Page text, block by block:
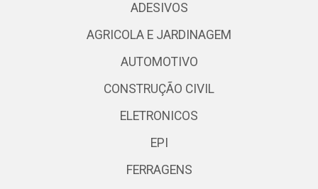
ADESIVOS
AGRICOLA E JARDINAGEM
AUTOMOTIVO
CONSTRUÇÃO CIVIL
ELETRONICOS
EPI
FERRAGENS